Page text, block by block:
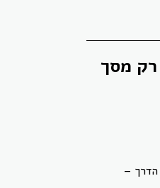
רק מסך
הדרך –